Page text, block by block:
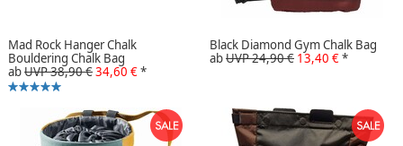
Mad Rock Hanger Chalk
Bouldering Chalk Bag
abUVP 38,90 €34,60 €*
Black Diamond Gym Chalk Bag
abUVP 24,90 € 13,40 €*